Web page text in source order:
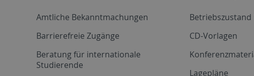
Amtliche Bekanntmachungen
Barrierefreie Zugänge
Beratung für internationale
Studierende
Betriebszustand
CD-Vorlagen
Lagepläne